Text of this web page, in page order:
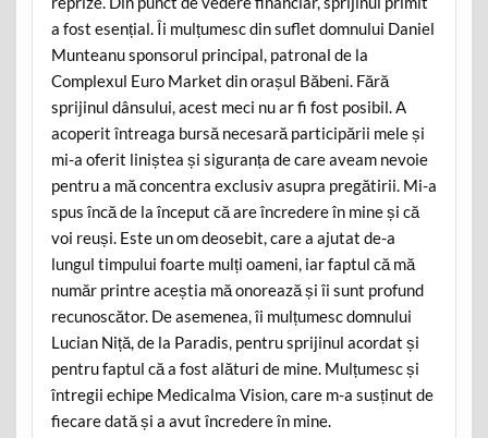
a fost esențial. Îi mulțumesc din suflet domnului Daniel
Munteanu sponsorul principal, patronal de la
Complexul Euro Market din orașul Băbeni. Fără
sprijinul dânsului, acest meci nu ar fi fost posibil. A
acoperit întreaga bursă necesară participării mele și
mi-a oferit liniștea și siguranța de care aveam nevoie
pentru a mă concentra exclusiv asupra pregătirii. Mi-a
spus încă de la început că are încredere în mine și că
voi reuși. Este un om deosebit, care a ajutat de-a
lungul timpului foarte mulți oameni, iar faptul că mă
număr printre aceștia mă onorează și îi sunt profund
recunoscător. De asemenea, îi mulțumesc domnului
Lucian Niță, de la Paradis, pentru sprijinul acordat și
pentru faptul că a fost alături de mine. Mulțumesc și
întregii echipe Medicalma Vision, care m-a susținut de
fiecare dată și a avut încredere în mine.